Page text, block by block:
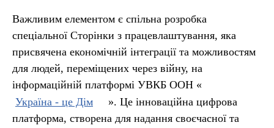
Важливим елементом є спільна розробка
спеціальної Сторінки з працевлаштування, яка
присвячена економічній інтеграції та можливостям
для людей, переміщених через війну, на
інформаційній платформі УВКБ ООН «
Україна - це Дім
». Це інноваційна цифрова
платформа, створена для надання своєчасної та